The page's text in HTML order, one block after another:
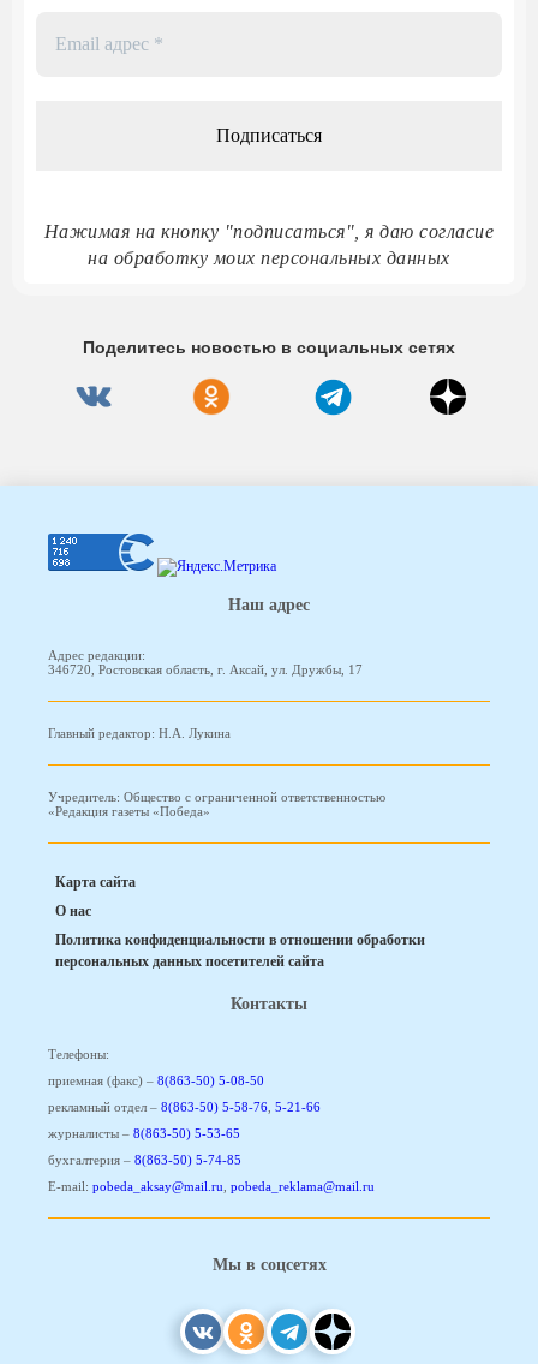
Нажимая на кнопку "подписаться", я даю согласие
на обработку моих персональных данных
Поделитесь новостью в социальных сетях
Наш адрес
Адрес редакции:
346720, Ростовская область, г. Аксай, ул. Дружбы, 17
Главный редактор: Н.А. Лукина
Учредитель: Общество с ограниченной ответственностью
«Редакция газеты «Победа»
Карта сайта
О нас
Политика конфиденциальности в отношении обработки
персональных данных посетителей сайта
Контакты
Телефоны:
приемная (факс) – 8(863-50) 5-08-50
рекламный отдел – 8(863-50) 5-58-76, 5-21-66
журналисты – 8(863-50) 5-53-65
бухгалтерия – 8(863-50) 5-74-85
E-mail: pobeda_aksay@mail.ru, pobeda_reklama@mail.ru
Мы в соцсетях